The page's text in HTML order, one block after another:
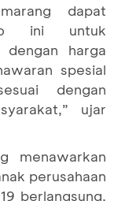
dapat
ini untuk
dengan harga
spesial
dengan
ujar
menawarkan
perusahaan
berlangsung,